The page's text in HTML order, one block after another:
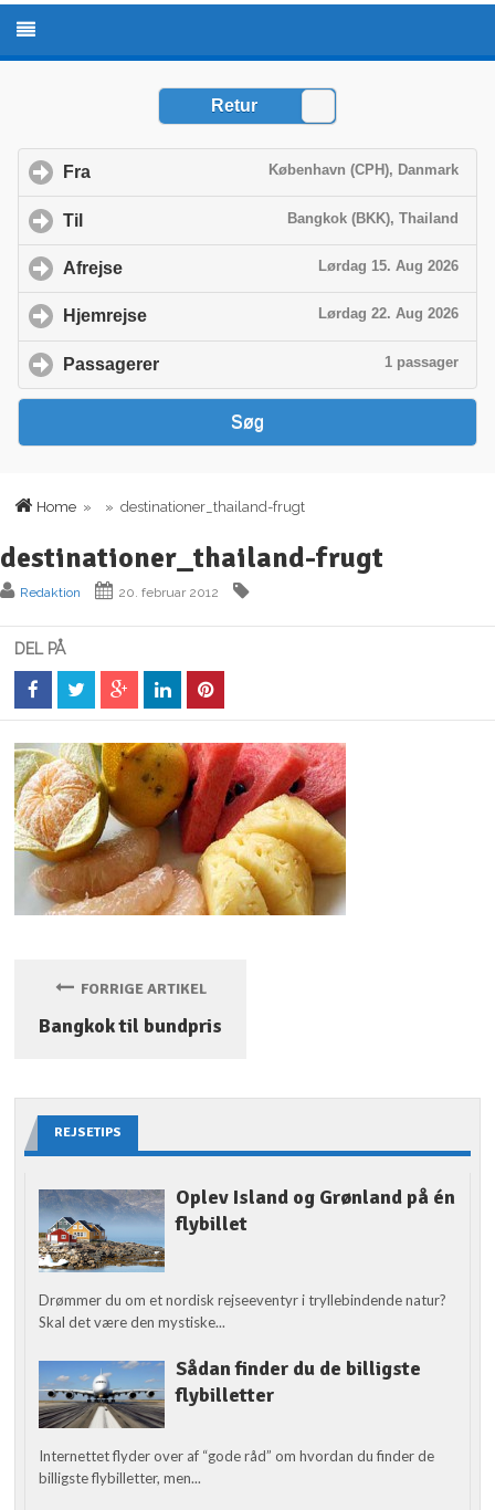
Home » » destinationer_thailand-frugt
destinationer_thailand-frugt
Redaktion 20. februar 2012
DEL PÅ
FORRIGE ARTIKEL
Bangkok til bundpris
REJSETIPS
Oplev Island og Grønland på én
flybillet
Drømmer du om et nordisk rejseeventyr i tryllebindende natur?
Skal det være den mystiske...
Sådan finder du de billigste
flybilletter
Internettet flyder over af “gode råd” om hvordan du finder de
billigste flybilletter, men...